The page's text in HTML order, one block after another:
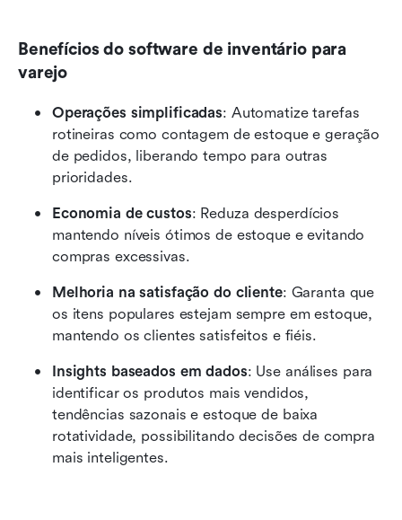
Benefícios do software de inventário para
varejo
Operações simplificadas: Automatize tarefas
rotineiras como contagem de estoque e geração
de pedidos, liberando tempo para outras
prioridades.
Economia de custos: Reduza desperdícios
mantendo níveis ótimos de estoque e evitando
compras excessivas.
Melhoria na satisfação do cliente: Garanta que
os itens populares estejam sempre em estoque,
mantendo os clientes satisfeitos e fiéis.
Insights baseados em dados: Use análises para
identificar os produtos mais vendidos,
tendências sazonais e estoque de baixa
rotatividade, possibilitando decisões de compra
mais inteligentes.